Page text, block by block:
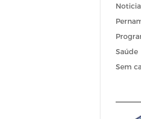
Noticia
Saúde
Sem